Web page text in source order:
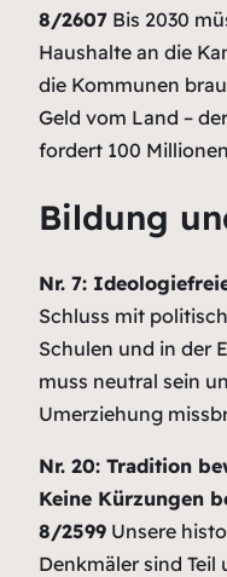
8/2607 Bis 2030
Haushalte an die
die Kommunen
Geld vom Land –
fordert 100
Bildung
Nr. 7:
Schluss mit
Schulen und in der
muss neutral sein
Umerziehung
Nr. 20: Tradition
Keine Kürzungen
8/2599 Unsere
Denkmäler sind